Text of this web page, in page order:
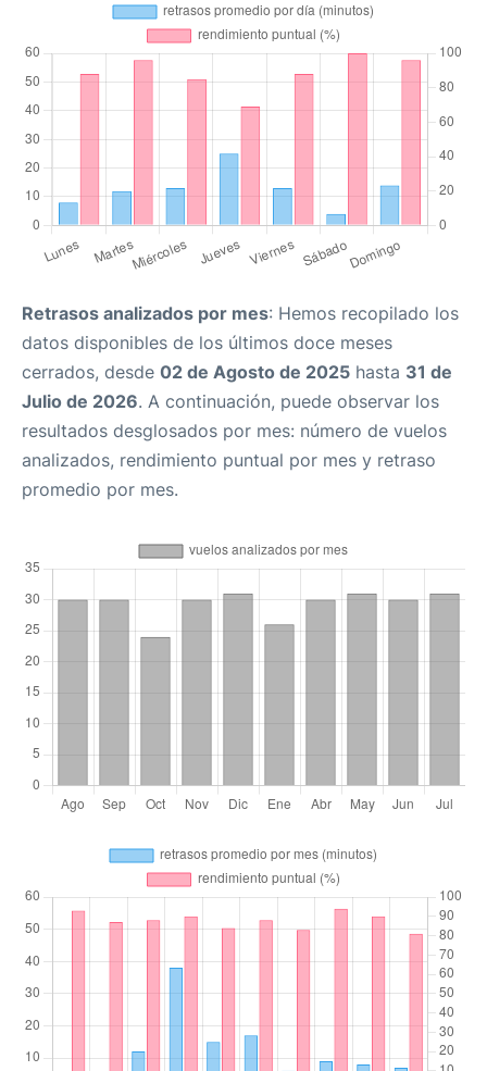
Retrasos analizados por mes: Hemos recopilado los
datos disponibles de los últimos doce meses
cerrados, desde 02 de Agosto de 2025 hasta 31 de
Julio de 2026. A continuación, puede observar los
resultados desglosados por mes: número de vuelos
analizados, rendimiento puntual por mes y retraso
promedio por mes.